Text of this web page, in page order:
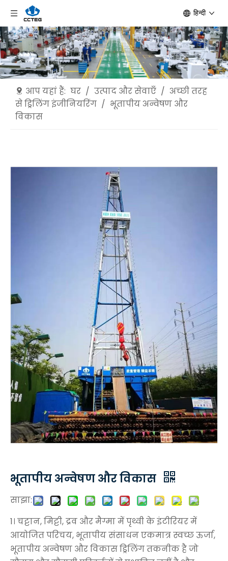
हिन्दी
आप यहां हैं: घर / उत्पाद और सेवाएँ / अच्छी तरह
से ड्रिलिंग इंजीनियरिंग / भूतापीय अन्वेषण और
विकास
भूतापीय अन्वेषण और विकास
साझा:
1। चट्टान, मिट्टी, द्रव और मैग्मा में पृथ्वी के इंटीरियर में
आयोजित परिचय, भूतापीय संसाधन एकमात्र स्वच्छ ऊर्जा,
भूतापीय अन्वेषण और विकास ड्रिलिंग तकनीक है जो